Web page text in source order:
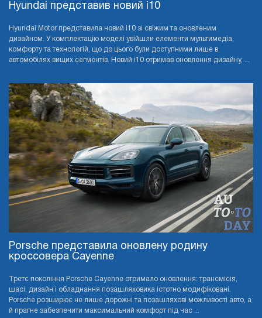
Hyundai представив новий i10
Hyundai Motor представила новий i10 зі свіжим та оновленим
дизайном. У комплектацію моделі увійшли елементи мультимедіа,
комфорту та технологій, що до цього були доступними лише в
автомобілях вищих сегментів. Новий i10 отримав оновлення дизайну, ...
Porsche представила оновлену родину
кроссовера Cayenne
Третє покоління Porsche Cayenne отримало оновлення: трансмісія,
шасі, дизайн і обладнання позашляховика істотно модифіковані.
Porsche розширює не лише дорожні та позашляхові можливості авто, а
й прагне забезпечити максимальний комфорт під час ...